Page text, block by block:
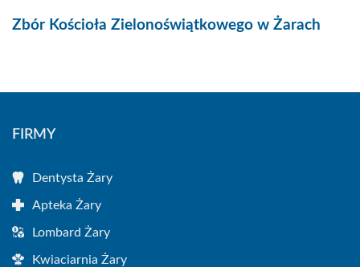
Zbór Kościoła Zielonoświątkowego w Żarach
FIRMY
Dentysta Żary
Apteka Żary
Lombard Żary
Kwiaciarnia Żary